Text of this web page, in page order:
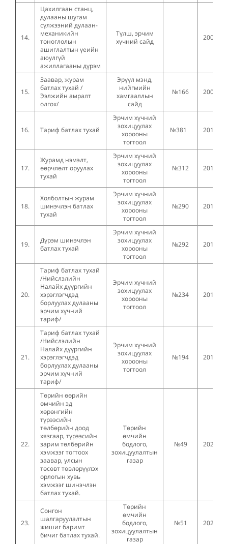
14.
Цахилгаан станц,
дулааны шугам
сүлжээний дулаан-
механикийн
тоноглолын
ашиглалтын үеийн
аюулгүй
ажиллагааны дүрэм
Түлш, эрчим
хүчний сайд
15.
Заавар, журам
батлах тухай /
Ээлжийн амралт
олгох/
Эрүүл мэнд,
нийгмийн
хамгааллын
сайд
№166
16. Тариф батлах тухай
Эрчим хүчний
зохицуулах
хорооны
тогтоол
№381
17.
Журамд нэмэлт,
өөрчлөлт оруулах
тухай
Эрчим хүчний
зохицуулах
хорооны
тогтоол
№312
18.
Холболтын журам
шинэчлэн батлах
тухай
Эрчим хүчний
зохицуулах
хорооны
тогтоол
№290
19.
Дүрэм шинэчлэн
батлах тухай
Эрчим хүчний
зохицуулах
хорооны
тогтоол
№292
20.
Тариф батлах тухай
/Нийслэлийн
Налайх дүүргийн
хэрэглэгчдэд
борлуулах дулааны
эрчим хүчний
тариф/
Эрчим хүчний
зохицуулах
хорооны
тогтоол
№234
21.
Тариф батлах тухай
/Нийслэлийн
Налайх дүүргийн
хэрэглэгчдэд
борлуулах дулааны
эрчим хүчний
тариф/
Эрчим хүчний
зохицуулах
хорооны
тогтоол
№194
22.
Төрийн өөрийн
өмчийн эд
хөрөнгийн
түрээсийн
төлбөрийн доод
хязгаар, түрээсийн
зарим төлбөрийн
хэмжээг тогтоох
заавар, улсын
төсөвт төвлөрүүлэх
орлогын хувь
хэмжээг шинэчлэн
батлах тухай.
Төрийн
өмчийн
бодлого,
зохицуулалтын
газар
№49
23.
Сонгон
шалгаруулалтын
жишиг баримт
бичиг батлах тухай.
Төрийн
өмчийн
бодлого,
зохицуулалтын
газар
№51